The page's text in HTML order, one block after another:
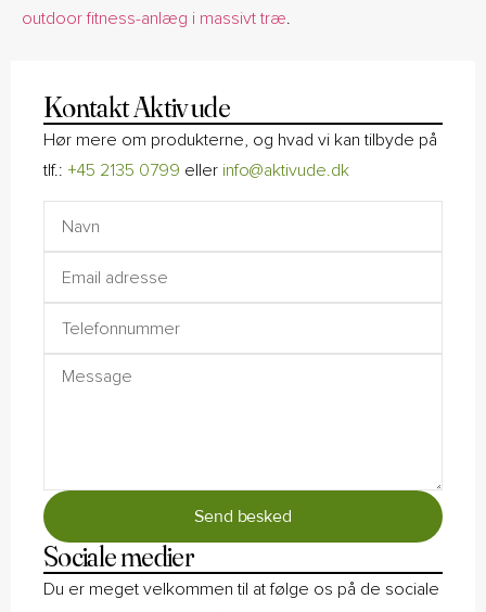
outdoor fitness-anlæg i massivt træ.
Kontakt Aktiv ude
Hør mere om produkterne, og hvad vi kan tilbyde på
tlf.: +45 2135 0799 eller info@aktivude.dk
Send besked
Sociale medier
Du er meget velkommen til at følge os på de sociale